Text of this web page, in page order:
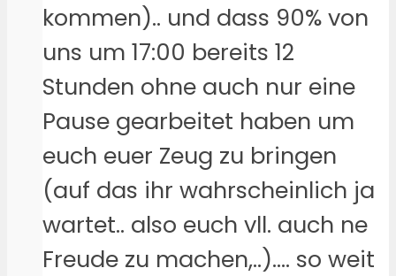
kommen).. und dass 90% von
uns um 17:00 bereits 12
Stunden ohne auch nur eine
Pause gearbeitet haben um
euch euer Zeug zu bringen
(auf das ihr wahrscheinlich ja
wartet.. also euch vll. auch ne
Freude zu machen,..)…. so weit